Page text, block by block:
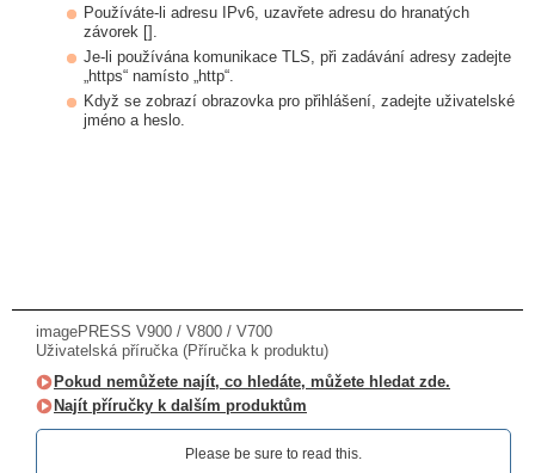
Používáte-li adresu IPv6, uzavřete adresu do hranatých
závorek [].
Je-li používána komunikace TLS, při zadávání adresy zadejte
„https“ namísto „http“.
Když se zobrazí obrazovka pro přihlášení, zadejte uživatelské
jméno a heslo.
imagePRESS V900 / V800 / V700
Uživatelská příručka (Příručka k produktu)
Pokud nemůžete najít, co hledáte, můžete hledat zde.
Najít příručky k dalším produktům
Please be sure to read this.‎